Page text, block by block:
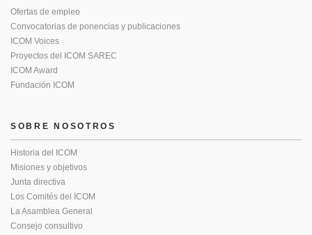
Ofertas de empleo
Convocatorias de ponencias y publicaciones
ICOM Voices
Proyectos del ICOM SAREC
ICOM Award
Fundación ICOM
SOBRE NOSOTROS
Historia del ICOM
Misiones y objetivos
Junta directiva
Los Comités del ICOM
La Asamblea General
Consejo consultivo